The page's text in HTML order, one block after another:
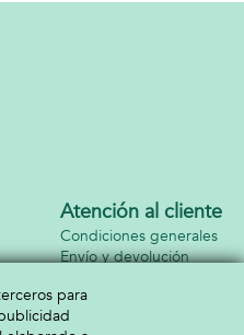
Atención al cliente
Condiciones generales
Envío y devolución
para